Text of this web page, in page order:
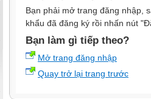
Bạn phải mở trang đăng nhập,
khẩu đã đăng ký rồi nhấn nút
Bạn làm gì tiếp theo?
Mở trang đăng nhập
Quay trở lại trang trước